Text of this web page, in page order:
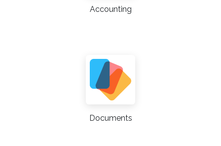
Accounting
Documents